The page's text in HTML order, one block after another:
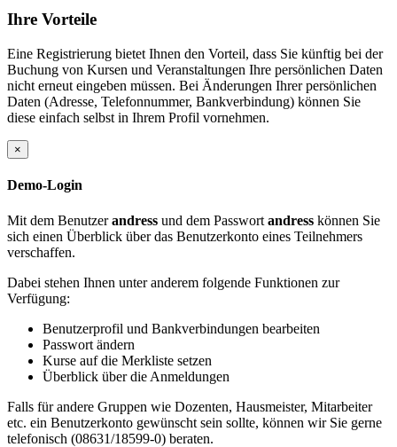
Ihre Vorteile
Eine Registrierung bietet Ihnen den Vorteil, dass Sie künftig bei der
Buchung von Kursen und Veranstaltungen Ihre persönlichen Daten
nicht erneut eingeben müssen. Bei Änderungen Ihrer persönlichen
Daten (Adresse, Telefonnummer, Bankverbindung) können Sie
diese einfach selbst in Ihrem Profil vornehmen.
×
Demo-Login
Mit dem Benutzerandress und dem Passwort andress können Sie
sich einen Überblick über das Benutzerkonto eines Teilnehmers
verschaffen.
Dabei stehen Ihnen unter anderem folgende Funktionen zur
Verfügung:
Benutzerprofil und Bankverbindungen bearbeiten
Passwort ändern
Kurse auf die Merkliste setzen
Überblick über die Anmeldungen
Falls für andere Gruppen wie Dozenten, Hausmeister, Mitarbeiter
etc. ein Benutzerkonto gewünscht sein sollte, können wir Sie gerne
telefonisch (08631/18599-0) beraten.